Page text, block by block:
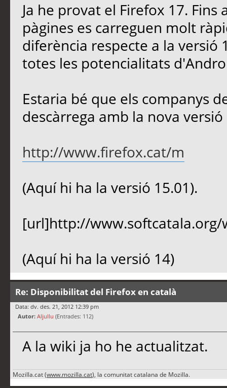
Ja he provat el Firefox 17. Fins
pàgines es carreguen molt
diferència respecte a la versió
totes les potencialitats
Estaria bé que els companys
descàrrega amb la nova versió
http://www.firefox.cat/m
(Aquí hi ha la versió 15.01).
[url]http://www.softcatala.org/
(Aquí hi ha la versió 14)
Re: Disponibilitat del Firefox en català
Data: dv. des. 21, 2012 12:39 pm
Autor: Aljullu (Entrades: 112)
A la wiki ja ho he actualitzat.
Mozilla.cat (www.mozilla.cat), la comunitat catalana de Mozilla.